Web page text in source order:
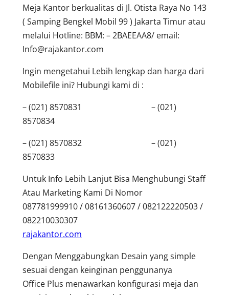
Meja Kantor berkualitas di Jl. Otista Raya No 143
( Samping Bengkel Mobil 99 ) Jakarta Timur atau
melalui Hotline: BBM: – 2BAEEAA8/ email:
Info@rajakantor.com
Ingin mengetahui Lebih lengkap dan harga dari
Mobilefile ini? Hubungi kami di :
– (021) 8570831 – (021)
8570834
– (021) 8570832 – (021)
8570833
Untuk Info Lebih Lanjut Bisa Menghubungi Staff
Atau Marketing Kami Di Nomor
087781999910 / 08161360607 / 082122220503 /
082210030307
rajakantor.com
Dengan Menggabungkan Desain yang simple
sesuai dengan keinginan penggunanya
Office Plus menawarkan konfigurasi meja dan